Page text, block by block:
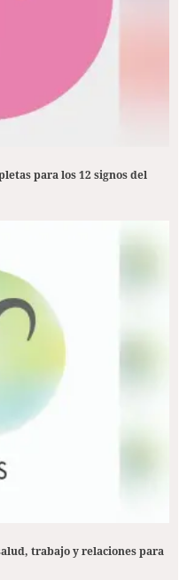
para los 12 signos del
trabajo y relaciones para